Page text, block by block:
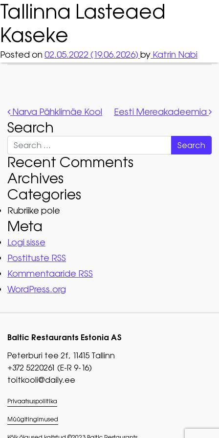
Tallinna Lasteaed
Kaseke
Posted on 02.05.2022 (19.06.2026) by Katrin Nabi
Post navigation
Narva Pähklimäe Kool Eesti Mereakadeemia
Search
Search
Recent Comments
Archives
Categories
Rubriike pole
Meta
Logi sisse
Postituste RSS
Kommentaaride RSS
WordPress.org
Baltic Restaurants Estonia AS
Peterburi tee 2f, 11415 Tallinn
+372 5220261 (E-R 9-16)
toitkooli@daily.ee
Privaatsuspoliitika
Müügitingimused